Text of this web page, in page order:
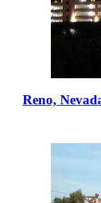
Reno,